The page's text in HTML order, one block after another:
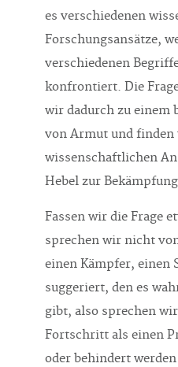
es verschiedenen
Forschungsansätze,
verschiedenen
konfrontiert. Die
wir dadurch zu einem
von Armut und
wissenschaftlichen
Hebel zur
Fassen wir die Frage
sprechen wir nicht
einen Kämpfer, einen
suggeriert, den es
gibt, also sprechen
Fortschritt als einen
oder behindert